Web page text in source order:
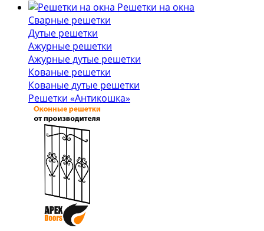
Решетки на окна
Сварные решетки
Дутые решетки
Ажурные решетки
Ажурные дутые решетки
Кованые решетки
Кованые дутые решетки
Решетки «Антикошка»